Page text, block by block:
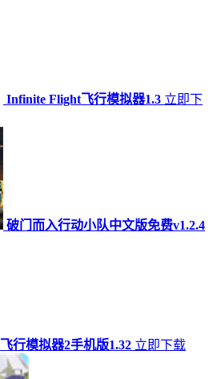
Infinite Flight飞行模拟器1.3 立即下
破门而入行动小队中文版免费v1.2.4
飞行模拟器2手机版1.32 立即下载